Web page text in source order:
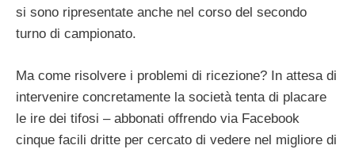
si sono ripresentate anche nel corso del secondo
turno di campionato.
Ma come risolvere i problemi di ricezione? In attesa di
intervenire concretamente la società tenta di placare
le ire dei tifosi – abbonati offrendo via Facebook
cinque facili dritte per cercato di vedere nel migliore di